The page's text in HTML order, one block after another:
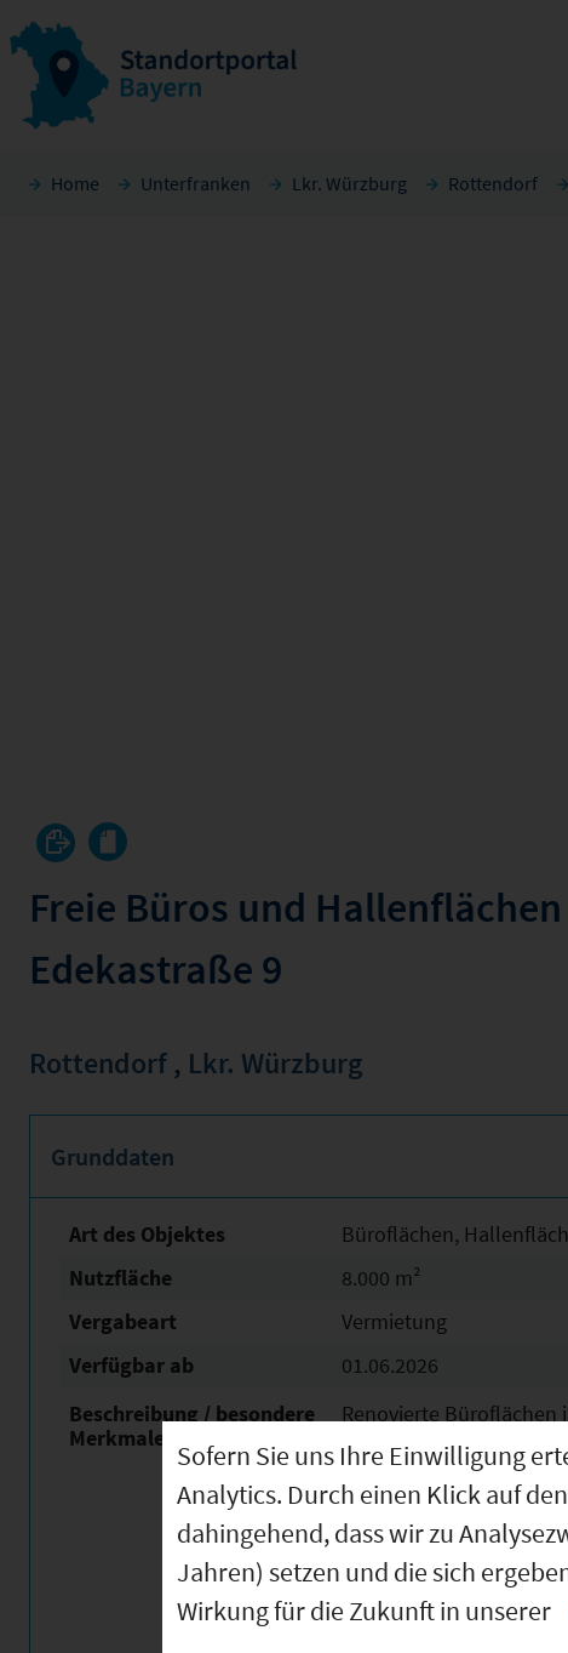
Home Unterfranken Lkr. Würzburg Rottendorf
Freie Büros und
Edekastraße 9
Rottendorf , Lkr. Würzburg
Grunddaten
Art des Objektes
Büroflächen,
Nutzfläche
8.000 m²
Vergabeart
Vermietung
Verfügbar ab
01.06.2026
Beschreibung / besondere
Merkmale
Renovierte Büroflächen
Ab 50 m², 72 m², 80 m²
2026 Fertigstellung
-
- Klimaanlage
- Neuer/neuwertige
Sofern Sie uns Ihre Einwilligung
Analytics. Durch einen Klick auf
dahingehend, dass wir zu
Jahren) setzen und die sich
Wirkung für die Zukunft in unserer